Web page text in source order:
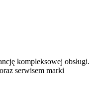
kompleksowej obsługi.
serwisem marki